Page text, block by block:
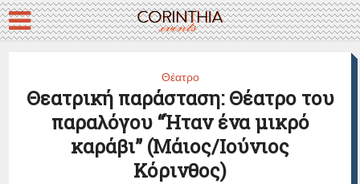
Θέατρο
Θεατρική παράσταση: Θέατρο του
παραλόγου “Ήταν ένα μικρό
καράβι” (Μάιος/Ιούνιος
Κόρινθος)